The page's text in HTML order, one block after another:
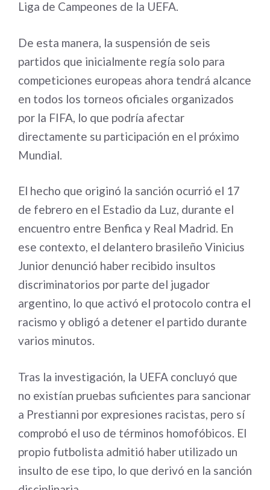
Liga de Campeones de la UEFA.
De esta manera, la suspensión de seis
partidos que inicialmente regía solo para
competiciones europeas ahora tendrá alcance
en todos los torneos oficiales organizados
por la FIFA, lo que podría afectar
directamente su participación en el próximo
Mundial.
El hecho que originó la sanción ocurrió el 17
de febrero en el Estadio da Luz, durante el
encuentro entre Benfica y Real Madrid. En
ese contexto, el delantero brasileño Vinicius
Junior denunció haber recibido insultos
discriminatorios por parte del jugador
argentino, lo que activó el protocolo contra el
racismo y obligó a detener el partido durante
varios minutos.
Tras la investigación, la UEFA concluyó que
no existían pruebas suficientes para sancionar
a Prestianni por expresiones racistas, pero sí
comprobó el uso de términos homofóbicos. El
propio futbolista admitió haber utilizado un
insulto de ese tipo, lo que derivó en la sanción